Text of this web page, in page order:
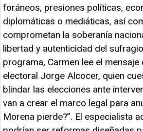
foráneos, presiones políticas,
diplomáticas o mediáticas, así
comprometan la soberanía
libertad y autenticidad del
programa, Carmen lee el mensaje
electoral Jorge Alcocer, quien
blindar las elecciones ante
van a crear el marco legal para
Morena pierde?”. El especialista